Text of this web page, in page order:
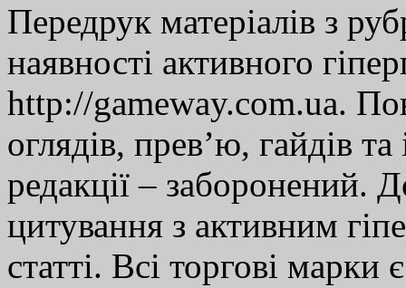
Передрук матеріалів з
наявності активного
http://gameway.com.ua.
оглядів, прев’ю, гайдів
редакції – заборонений.
цитування з активним
статті. Всі торгові марки